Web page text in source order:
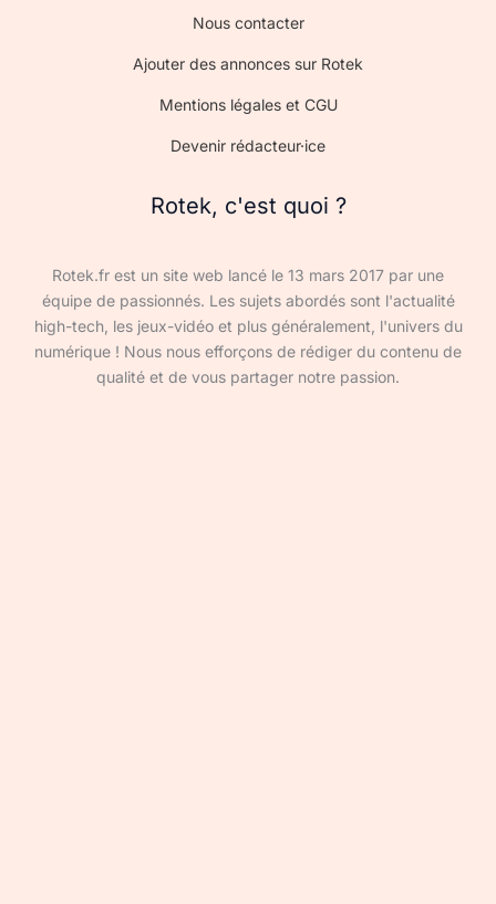
Nous contacter
Ajouter des annonces sur Rotek
Mentions légales et CGU
Devenir rédacteur·ice
Rotek, c'est quoi ?
Rotek.fr est un site web lancé le 13 mars 2017 par une
équipe de passionnés. Les sujets abordés sont l'actualité
high-tech, les jeux-vidéo et plus généralement, l'univers du
numérique ! Nous nous efforçons de rédiger du contenu de
qualité et de vous partager notre passion.